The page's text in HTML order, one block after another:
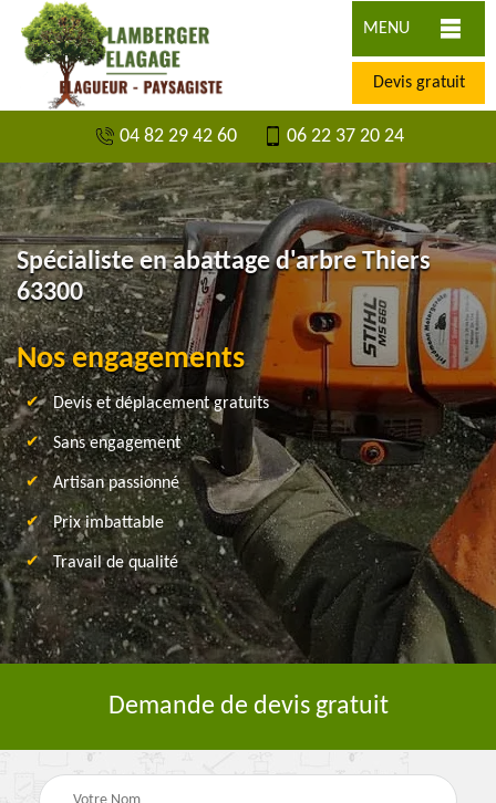
MENU
Devis gratuit
04 82 29 42 60 06 22 37 20 24
Spécialiste en abattage d'arbre Thiers
63300
Nos engagements
Devis et déplacement gratuits
Sans engagement
Artisan passionné
Prix imbattable
Travail de qualité
Demande de devis gratuit